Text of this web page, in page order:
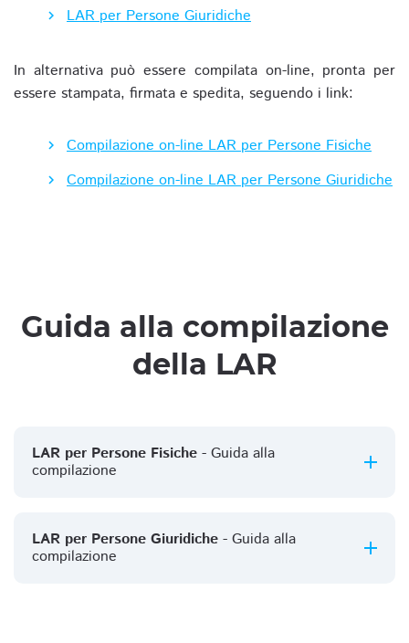
LAR per Persone Giuridiche
In alternativa può essere compilata on-line, pronta per
essere stampata, firmata e spedita, seguendo i link:
Compilazione on-line LAR per Persone Fisiche
Compilazione on-line LAR per Persone Giuridiche
Guida alla compilazione
della LAR
LAR per Persone Fisiche - Guida alla
compilazione
LAR per Persone Giuridiche - Guida alla
compilazione